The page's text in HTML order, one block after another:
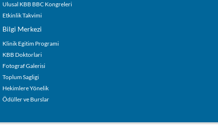
Ulusal KBB BBC Kongreleri
Etkinlik Takvimi
Bilgi Merkezi
Klinik Egitim Programi
KBB Doktorlari
Fotograf Galerisi
Toplum Sagligi
Hekimlere Yönelik
Ödüller ve Burslar